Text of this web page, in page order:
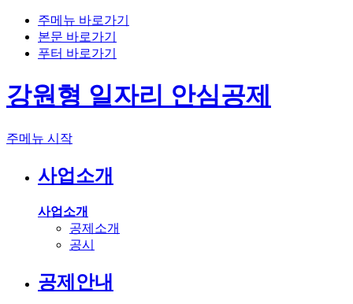
주메뉴 바로가기
본문 바로가기
푸터 바로가기
강원형 일자리 안심공제
주메뉴 시작
사업소개
사업소개
공제소개
공시
공제안내